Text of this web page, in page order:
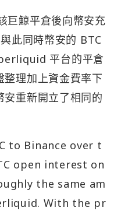
巨鯨平倉後向幣安充
此同時幣安的 BTC
平台的平倉
理加上資金費率下
重新開立了相同的
to Binance over t
open interest on
the same am
With the pr